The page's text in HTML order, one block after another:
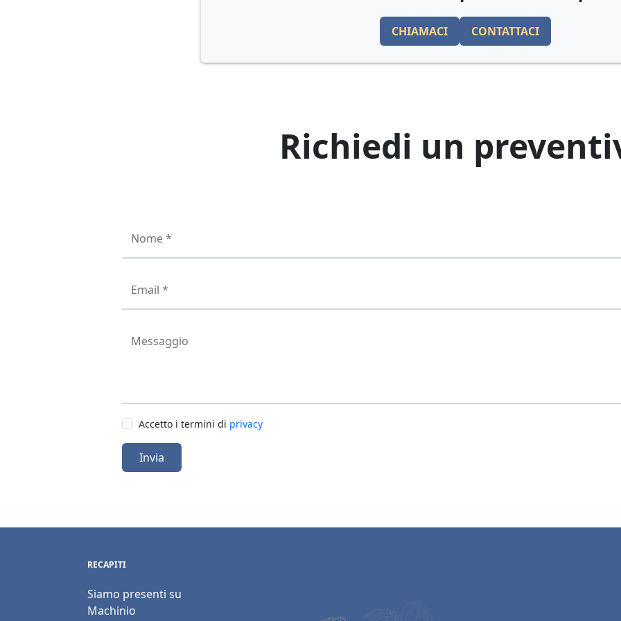
CHIAMACI CONTATTACI
Richiedi un
Nome *
Email *
Messaggio
Accetto i termini di privacy
Invia
RECAPITI
Siamo presenti su
Machinio